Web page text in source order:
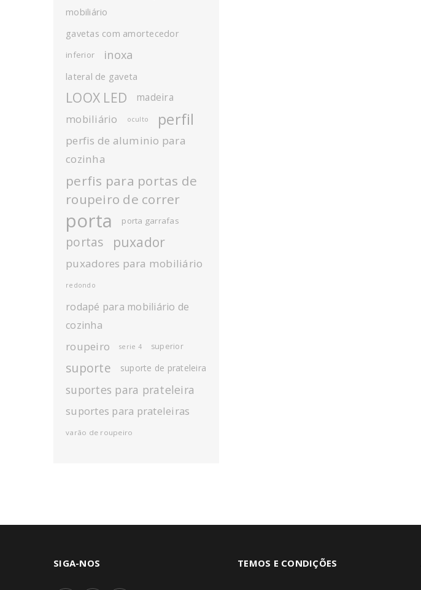
mobiliário
gavetas com amortecedor
inferior inoxa
lateral de gaveta
LOOX LED madeira
mobiliário oculto perfil
perfis de aluminio para
cozinha
perfis para portas de
roupeiro de correr
porta porta garrafas
portas puxador
puxadores para mobiliário
redondo
rodapé para mobiliário de
cozinha
roupeiro serie 4 superior
suporte suporte de prateleira
suportes para prateleira
suportes para prateleiras
varão de roupeiro
SIGA-NOS TEMOS E CONDIÇÕES